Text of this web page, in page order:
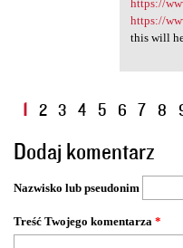
https://
https://
this will
S
r
o
n
y
1 2 3 4 5 6 7 8
Dodaj komentarz
Nazwisko lub pseudonim
Treść Twojego komentarza *